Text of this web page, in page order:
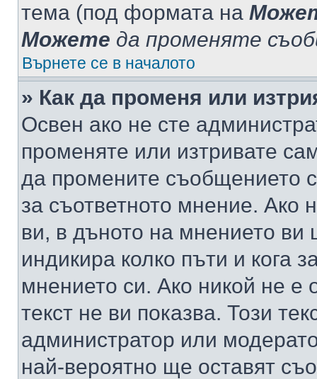
тема (под формата на
Можете да променяте
Върнете се в началото
» Как да променя или
Освен ако не сте
променяте или изтривате
да промените съобщението
за съответното мнение. Ако
ви, в дъното на мнението ви
индикира колко пъти и кога
мнението си. Ако никой не е
текст не ви показва. Този
администратор или
най-вероятно ще оставят